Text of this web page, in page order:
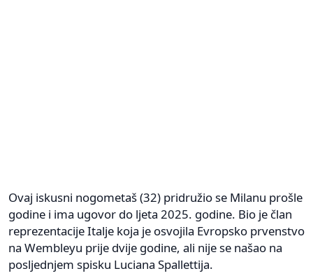
Ovaj iskusni nogometaš (32) pridružio se Milanu prošle
godine i ima ugovor do ljeta 2025. godine. Bio je član
reprezentacije Italje koja je osvojila Evropsko prvenstvo
na Wembleyu prije dvije godine, ali nije se našao na
posljednjem spisku Luciana Spallettija.